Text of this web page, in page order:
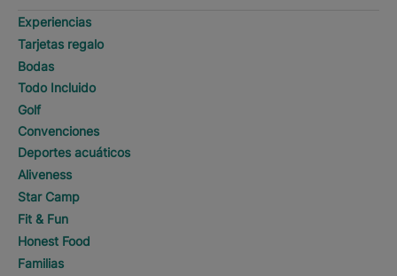
Experiencias
Tarjetas regalo
Bodas
Todo Incluido
Golf
Convenciones
Deportes acuáticos
Aliveness
Star Camp
Fit & Fun
Honest Food
Familias